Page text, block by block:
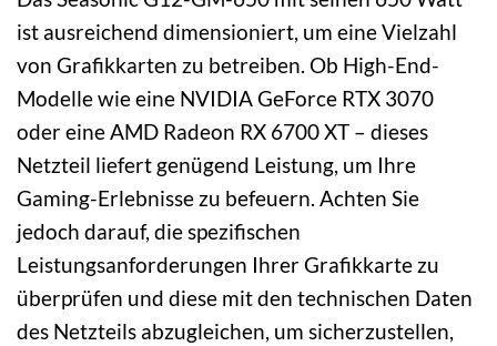
ist ausreichend dimensioniert, um eine Vielzahl
von Grafikkarten zu betreiben. Ob High-End-
Modelle wie eine NVIDIA GeForce RTX 3070
oder eine AMD Radeon RX 6700 XT – dieses
Netzteil liefert genügend Leistung, um Ihre
Gaming-Erlebnisse zu befeuern. Achten Sie
jedoch darauf, die spezifischen
Leistungsanforderungen Ihrer Grafikkarte zu
überprüfen und diese mit den technischen Daten
des Netzteils abzugleichen, um sicherzustellen,